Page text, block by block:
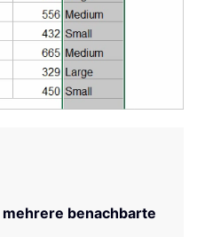
benachbarte